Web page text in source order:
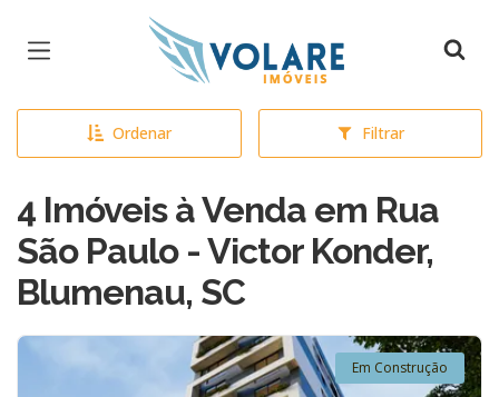
Página inicial
Ordenar Filtrar
4 Imóveis à Venda em Rua
São Paulo - Victor Konder,
Blumenau, SC
Em Construção